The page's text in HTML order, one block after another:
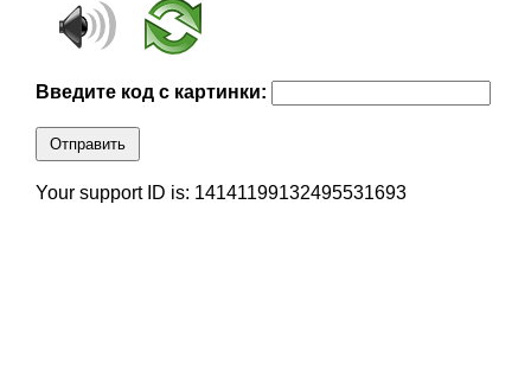
Введите код с картинки:
Отправить
Your support ID is: 14141199132495531693